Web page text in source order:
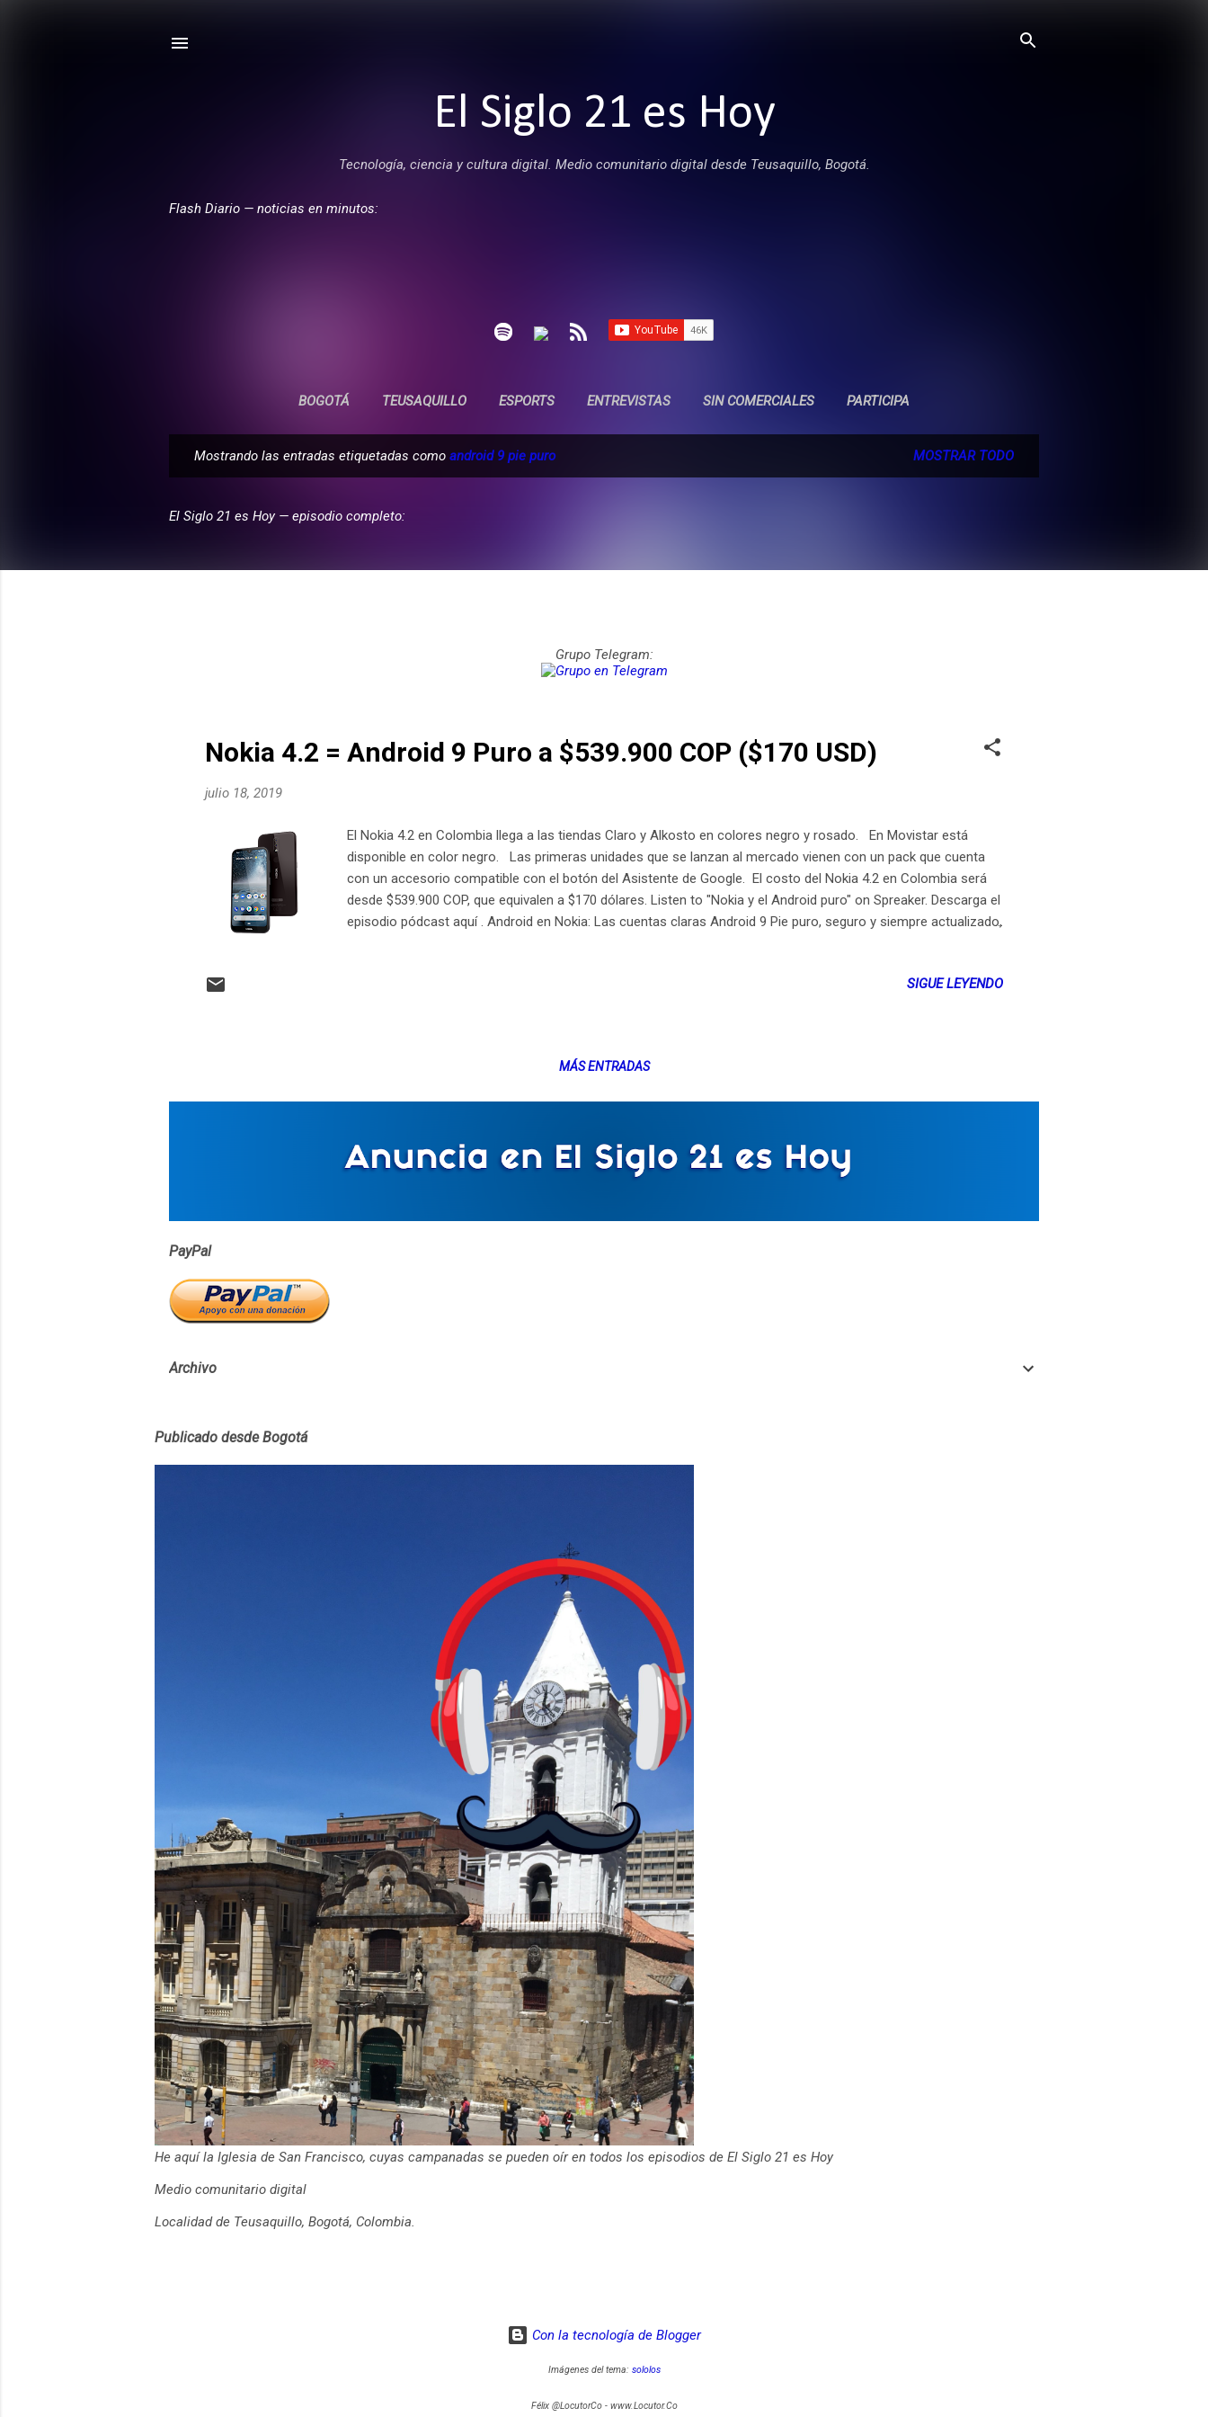
El Siglo 21 es Hoy
Tecnología, ciencia y cultura digital. Medio comunitario digital desde Teusaquillo, Bogotá.
Flash Diario — noticias en minutos:
BOGOTÁ TEUSAQUILLO ESPORTS ENTREVISTAS SIN COMERCIALES PARTICIPA
t
Mostrando las entradas etiquetadas como android 9 pie puro MOSTRAR TODO
El Siglo 21 es Hoy — episodio completo:
Grupo Telegram:
Nokia 4.2 = Android 9 Puro a $539.900 COP ($170 USD)
julio 18, 2019
El Nokia 4.2 en Colombia llega a las tiendas Claro y Alkosto en colores negro y rosado. En Movistar está
disponible en color negro. Las primeras unidades que se lanzan al mercado vienen con un pack que cuenta
con un accesorio compatible con el botón del Asistente de Google. El costo del Nokia 4.2 en Colombia será
desde $539.900 COP, que equivalen a $170 dólares. Listen to "Nokia y el Android puro" on Spreaker. Descarga el
episodio pódcast aquí . Android en Nokia: Las cuentas claras Android 9 Pie puro, seguro y siempre actualizado,
Android 9 Pie incorpora funciones basadas en la inteligencia artificial que permiten que el dispositivo sea más
SIGUE LEYENDO
MÁS ENTRADAS
PayPal
Archivo
Publicado desde Bogotá
He aquí la Iglesia de San Francisco, cuyas campanadas se pueden oír en todos los episodios de El Siglo 21 es Hoy
Medio comunitario digital
Localidad de Teusaquillo, Bogotá, Colombia.
Con la tecnología de Blogger
Imágenes del tema: sololos
Félix @LocutorCo - www.Locutor.Co